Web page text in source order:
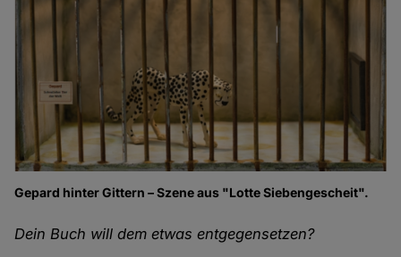
Gepard hinter Gittern – Szene aus "Lotte Siebengescheit".
Dein Buch will dem etwas entgegensetzen?